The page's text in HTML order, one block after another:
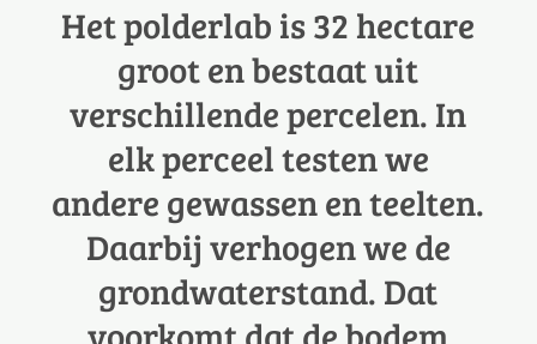
Het polderlab is 32 hectare
groot en bestaat uit
verschillende percelen. In
elk perceel testen we
andere gewassen en teelten.
Daarbij verhogen we de
grondwaterstand. Dat